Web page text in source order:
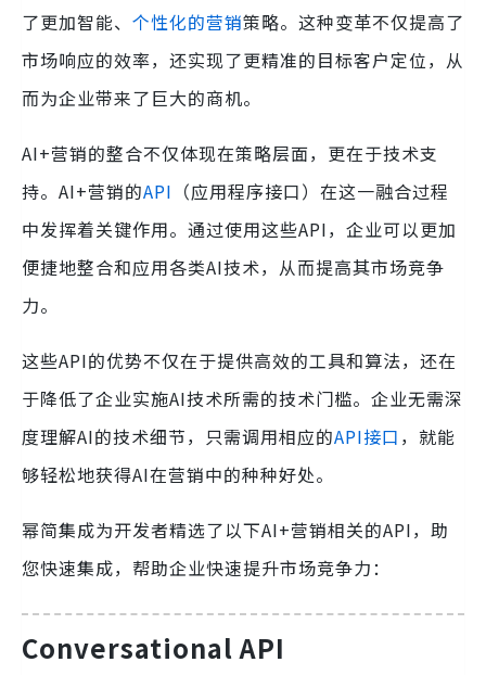
了更加智能、 个性化的营销策略。这种变革不仅提高了
市场响应的效率，还实现了更精准的目标客户定位，从
而为企业带来了巨大的商机。
AI+营销的整合不仅体现在策略层面，更在于技术支
持。AI+营销的API （应用程序接口）在这一融合过程
中发挥着关键作用。通过使用这些API，企业可以更加
便捷地整合和应用各类AI技术，从而提高其市场竞争
力。
这些API的优势不仅在于提供高效的工具和算法，还在
于降低了企业实施AI技术所需的技术门槛。企业无需深
度理解AI的技术细节，只需调用相应的API接口 ，就能
够轻松地获得AI在营销中的种种好处。
幂简集成为开发者精选了以下AI+营销相关的API，助
您快速集成，帮助企业快速提升市场竞争力：
Conversational API